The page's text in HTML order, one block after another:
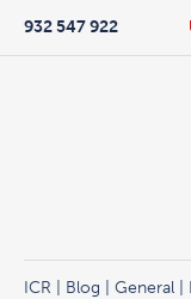
932 547 922
ICR Blog General |